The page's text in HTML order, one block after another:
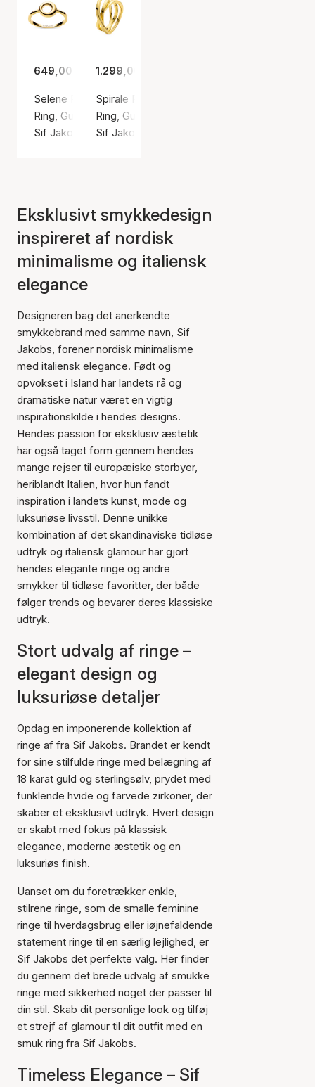
649,00 kr.
Selene Ring
Ring, Guld farve / Forgyldt sølv sterling 925
Sif Jakobs Jewellery
1.299,00 kr.
Spirale Pianura Ring
Ring, Guld farve / Forgyldt sølv sterling 925
Sif Jakobs Jewellery
Eksklusivt smykkedesign
inspireret af nordisk
minimalisme og italiensk
elegance
Designeren bag det anerkendte
smykkebrand med samme navn, Sif
Jakobs, forener nordisk minimalisme
med italiensk elegance. Født og
opvokset i Island har landets rå og
dramatiske natur været en vigtig
inspirationskilde i hendes designs.
Hendes passion for eksklusiv æstetik
har også taget form gennem hendes
mange rejser til europæiske storbyer,
heriblandt Italien, hvor hun fandt
inspiration i landets kunst, mode og
luksuriøse livsstil. Denne unikke
kombination af det skandinaviske tidløse
udtryk og italiensk glamour har gjort
hendes elegante ringe og andre
smykker til tidløse favoritter, der både
følger trends og bevarer deres klassiske
udtryk.
Stort udvalg af ringe –
elegant design og
luksuriøse detaljer
Opdag en imponerende kollektion af
ringe af fra Sif Jakobs. Brandet er kendt
for sine stilfulde ringe med belægning af
18 karat guld og sterlingsølv, prydet med
funklende hvide og farvede zirkoner, der
skaber et eksklusivt udtryk. Hvert design
er skabt med fokus på klassisk
elegance, moderne æstetik og en
luksuriøs finish.
Uanset om du foretrækker enkle,
stilrene ringe, som de smalle feminine
ringe til hverdagsbrug eller iøjnefaldende
statement ringe til en særlig lejlighed, er
Sif Jakobs det perfekte valg. Her finder
du gennem det brede udvalg af smukke
ringe med sikkerhed noget der passer til
din stil. Skab dit personlige look og tilføj
et strejf af glamour til dit outfit med en
smuk ring fra Sif Jakobs.
Timeless Elegance – Sif